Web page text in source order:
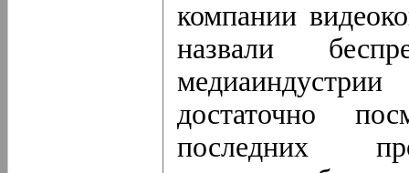
компании
назвали
достаточно
последних